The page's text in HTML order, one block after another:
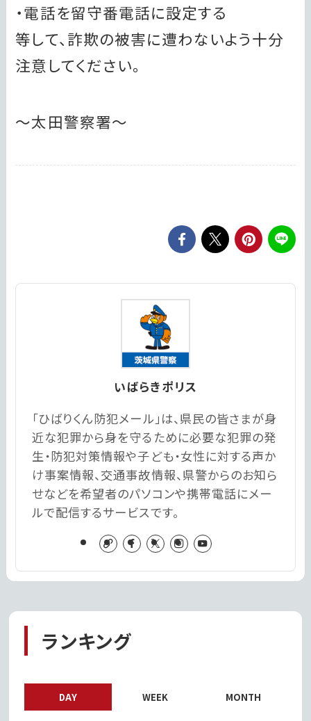
・電話を留守番電話に設定する
等して、詐欺の被害に遭わないよう十分
注意してください。
～太田警察署～
いばらきポリス
「ひばりくん防犯メール」は、県民の皆さまが身
近な犯罪から身を守るために必要な犯罪の発
生・防犯対策情報や子ども・女性に対する声か
け事案情報、交通事故情報、県警からのお知ら
せなどを希望者のパソコンや携帯電話にメー
ルで配信するサービスです。
ランキング
DAY WEEK MONTH